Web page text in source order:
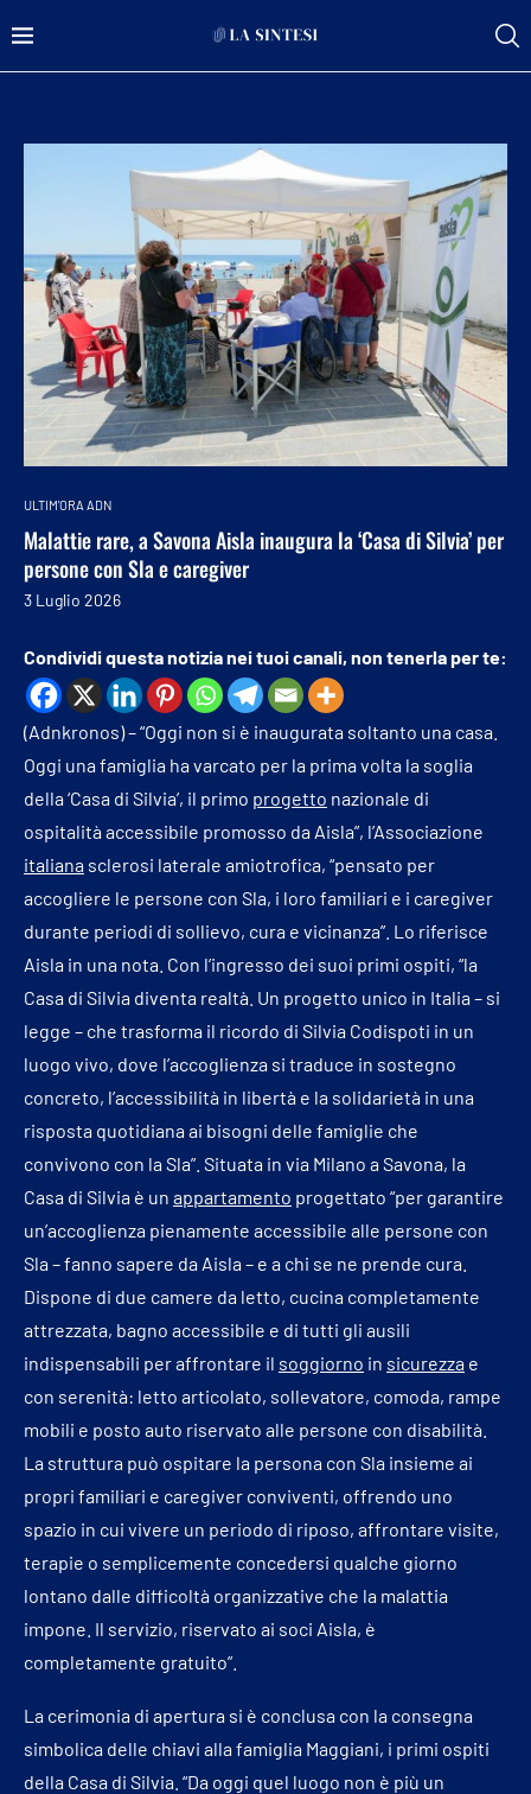
ULTIM'ORA ADN
Malattie rare, a Savona Aisla inaugura la ‘Casa di Silvia’ per
persone con Sla e caregiver
3 Luglio 2026
Condividi questa notizia nei tuoi canali, non tenerla per te:
(Adnkronos) – “Oggi non si è inaugurata soltanto una casa.
Oggi una famiglia ha varcato per la prima volta la soglia
della ‘Casa di Silvia’, il primo progetto nazionale di
ospitalità accessibile promosso da Aisla”, l’Associazione
italiana sclerosi laterale amiotrofica, “pensato per
accogliere le persone con Sla, i loro familiari e i caregiver
durante periodi di sollievo, cura e vicinanza”. Lo riferisce
Aisla in una nota. Con l’ingresso dei suoi primi ospiti, “la
Casa di Silvia diventa realtà. Un progetto unico in Italia – si
legge – che trasforma il ricordo di Silvia Codispoti in un
luogo vivo, dove l’accoglienza si traduce in sostegno
concreto, l’accessibilità in libertà e la solidarietà in una
risposta quotidiana ai bisogni delle famiglie che
convivono con la Sla”. Situata in via Milano a Savona, la
Casa di Silvia è un appartamento progettato “per garantire
un’accoglienza pienamente accessibile alle persone con
Sla – fanno sapere da Aisla – e a chi se ne prende cura.
Dispone di due camere da letto, cucina completamente
attrezzata, bagno accessibile e di tutti gli ausili
indispensabili per affrontare il soggiorno in sicurezza e
con serenità: letto articolato, sollevatore, comoda, rampe
mobili e posto auto riservato alle persone con disabilità.
La struttura può ospitare la persona con Sla insieme ai
propri familiari e caregiver conviventi, offrendo uno
spazio in cui vivere un periodo di riposo, affrontare visite,
terapie o semplicemente concedersi qualche giorno
lontano dalle difficoltà organizzative che la malattia
impone. Il servizio, riservato ai soci Aisla, è
completamente gratuito”.
La cerimonia di apertura si è conclusa con la consegna
simbolica delle chiavi alla famiglia Maggiani, i primi ospiti
della Casa di Silvia. “Da oggi quel luogo non è più un